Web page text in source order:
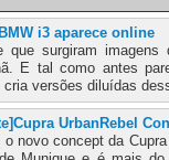
i3 aparece online
que surgiram
E tal como antes
cria versões diluídas
UrbanRebel
o novo concept da